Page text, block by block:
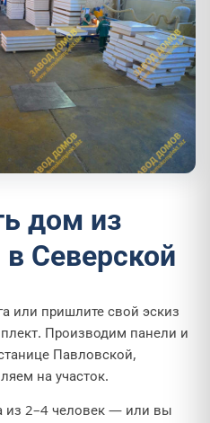
дом из
Северской
или пришлите свой эскиз
Производим панели и
Павловской,
на участок.
из 2–4 человек — или вы